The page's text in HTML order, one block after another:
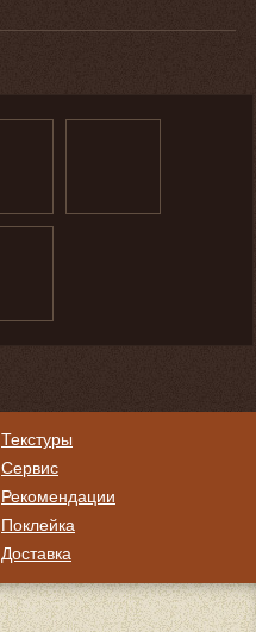
Текстуры
Сервис
Рекомендации
Поклейка
Доставка